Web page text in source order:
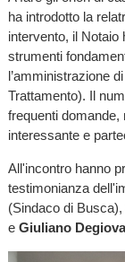
ha introdotto la
intervento, il
strumenti
l’amministrazione
Trattamento). Il
frequenti domande,
interessante e
All'incontro hanno
testimonianza
(Sindaco di Busca),
e Giuliano